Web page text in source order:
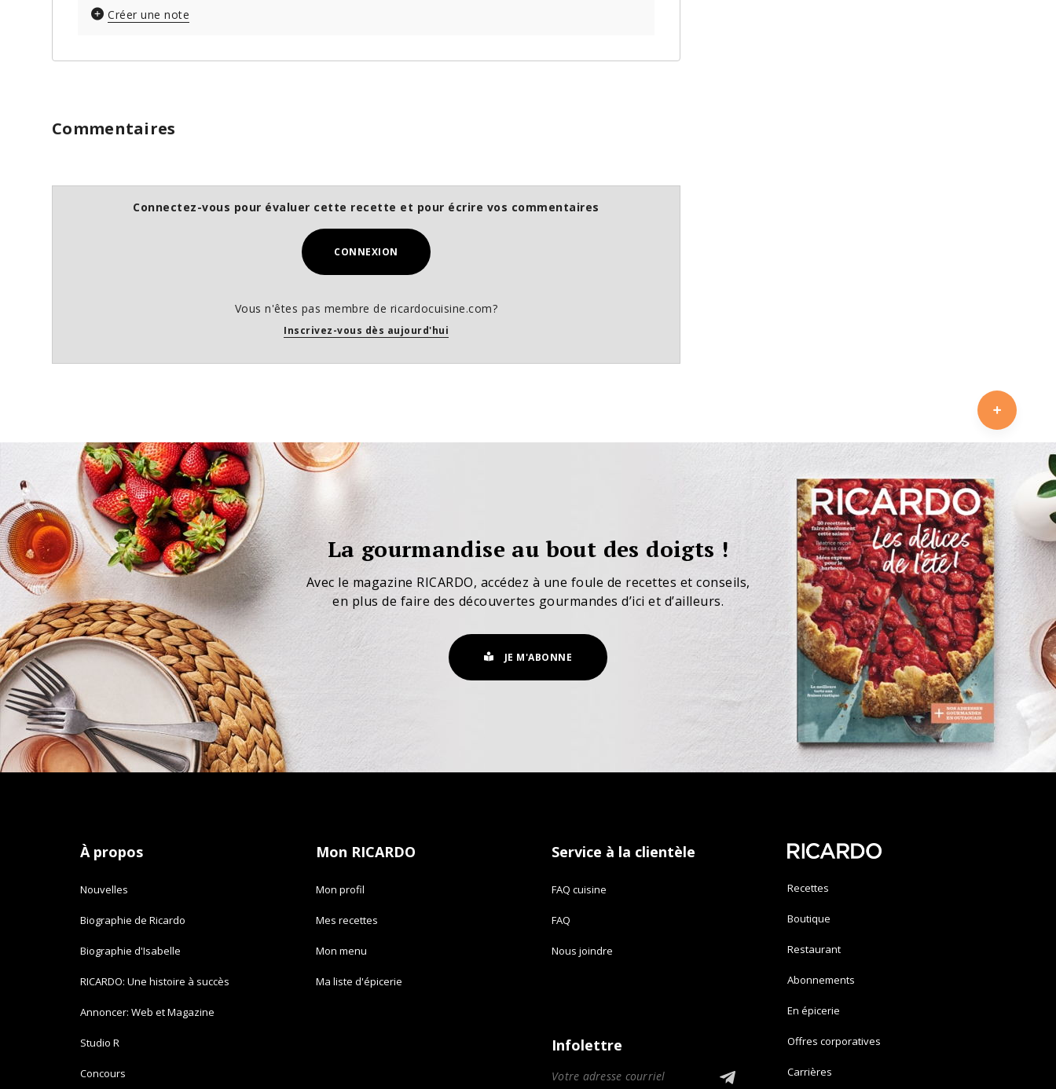
Créer une note
Commentaires
Connectez-vous pour évaluer cette recette et pour écrire vos commentaires
CONNEXION
Vous n'êtes pas membre de ricardocuisine.com?
Inscrivez-vous dès aujourd'hui
La gourmandise au bout des doigts !
Avec le magazine RICARDO, accédez à une foule de recettes et conseils,
en plus de faire des découvertes gourmandes d’ici et d’ailleurs.
JE M'ABONNE
À propos
Nouvelles
Biographie de Ricardo
Biographie d'Isabelle
RICARDO: Une histoire à succès
Annoncer: Web et Magazine
Studio R
Concours
Mon RICARDO
Mon profil
Mes recettes
Mon menu
Ma liste d'épicerie
Service à la clientèle
FAQ cuisine
FAQ
Nous joindre
Infolettre
Recettes
Boutique
Restaurant
Abonnements
En épicerie
Offres corporatives
Carrières